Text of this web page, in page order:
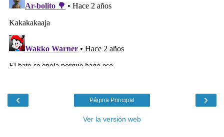
‹ ›
Página Principal
Ver la versión web